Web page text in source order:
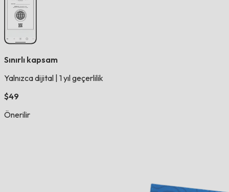
Sınırlı kapsam
Yalnızca dijital 1 yıl geçerlilik
$49
Önerilir